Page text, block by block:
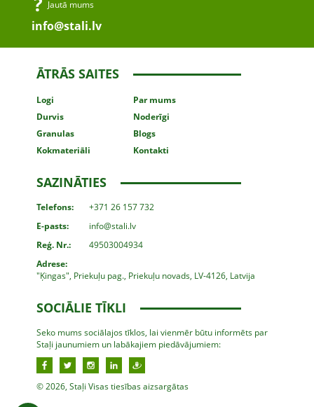
Jautā mums
info@stali.lv
ĀTRĀS SAITES
Logi
Durvis
Granulas
Kokmateriāli
Par mums
Noderīgi
Blogs
Kontakti
SAZINĀTIES
Telefons:
+371 26 157 732
E-pasts:
info@stali.lv
Reģ. Nr.:
49503004934
Adrese:
"Ķingas", Priekuļu pag., Priekuļu novads, LV-4126, Latvija
SOCIĀLIE TĪKLI
Seko mums sociālajos tīklos, lai vienmēr būtu informēts par
Staļi jaunumiem un labākajiem piedāvājumiem:
© 2026, Staļi Visas tiesības aizsargātas